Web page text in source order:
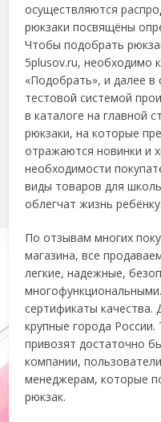
осуществляются
рюкзаки посвящёны
Чтобы подобрать
5plusov.ru, необходимо
«Подобрать», и далее в
тестовой системой
в каталоге на главной
рюкзаки, на которые
отражаются новинки и
необходимости
виды товаров для
облегчат жизнь ребёнку.
По отзывам многих
магазина, все
легкие, надежные,
сертификаты качества.
крупные города
привозят достаточно
компании,
менеджерам, которые
рюкзак.